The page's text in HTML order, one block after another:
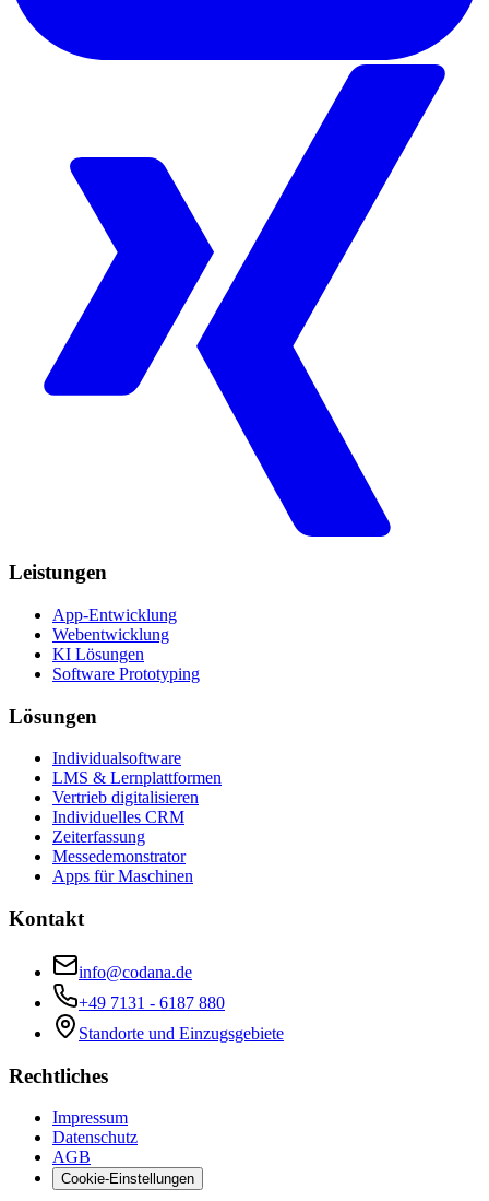
Leistungen
App-Entwicklung
Webentwicklung
KI Lösungen
Software Prototyping
Lösungen
Individualsoftware
LMS & Lernplattformen
Vertrieb digitalisieren
Individuelles CRM
Zeiterfassung
Messedemonstrator
Apps für Maschinen
Kontakt
info@codana.de
+49 7131 - 6187 880
Standorte und Einzugsgebiete
Rechtliches
Impressum
Datenschutz
AGB
Cookie-Einstellungen